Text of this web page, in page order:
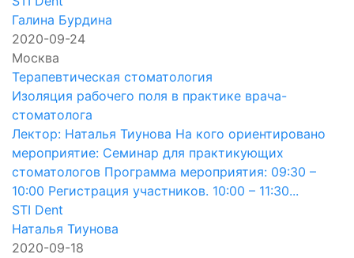
Галина Бурдина
2020-09-24
Москва
Терапевтическая стоматология
Изоляция рабочего поля в практике врача-
стоматолога
Лектор: Наталья Тиунова На кого ориентировано
мероприятие: Семинар для практикующих
стоматологов Программа мероприятия: 09:30 –
10:00 Регистрация участников. 10:00 – 11:30...
STI Dent
Наталья Тиунова
2020-09-18